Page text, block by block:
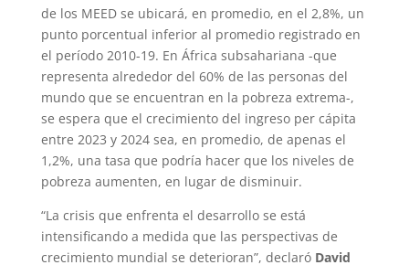
de los MEED se ubicará, en promedio, en el 2,8%, un
punto porcentual inferior al promedio registrado en
el período 2010-19. En África subsahariana -que
representa alrededor del 60% de las personas del
mundo que se encuentran en la pobreza extrema-,
se espera que el crecimiento del ingreso per cápita
entre 2023 y 2024 sea, en promedio, de apenas el
1,2%, una tasa que podría hacer que los niveles de
pobreza aumenten, en lugar de disminuir.
“La crisis que enfrenta el desarrollo se está
intensificando a medida que las perspectivas de
crecimiento mundial se deterioran”, declaró David